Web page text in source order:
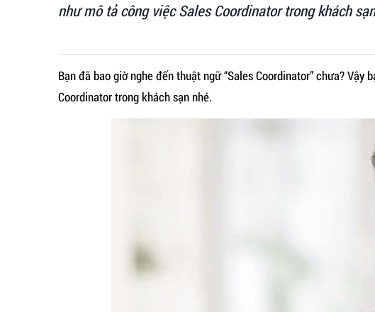
như mô tả công việc Sales Coordinator trong khách
Bạn đã bao giờ nghe đến thuật ngữ “Sales Coordinator” chưa?
Coordinator trong khách sạn nhé.